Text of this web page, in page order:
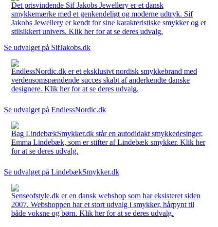
Det prisvindende Sif Jakobs Jewellery er et dansk
smykkemærke med et genkendeligt og moderne udtryk. Sif
Jakobs Jewellery er kendt for sine karakteristiske smykker og et
stilsikkert univers. Klik her for at se deres udvalg.
Se udvalget på SifJakobs.dk
EndlessNordic.dk er et eksklusivt nordisk smykkebrand med
verdensomspændende succes skabt af anderkendte danske
designere. Klik her for at se deres udvalg.
Se udvalget på EndlessNordic.dk
Bag LindebækSmykker.dk står en autodidakt smykkedesinger,
Emma Lindebæk, som er stifter af Lindebæk smykker. Klik her
for at se deres udvalg.
Se udvalget på LindebækSmykker.dk
Senseofstyle.dk er en dansk webshop som har eksisteret siden
2007. Webshoppen har et stort udvalg i smykker, hårpynt til
både voksne og børn. Klik her for at se deres udvalg.